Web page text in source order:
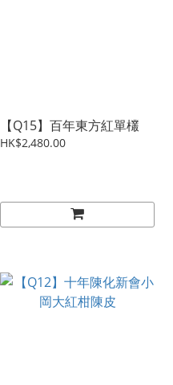
【Q15】百年東方紅單欉
HK$2,480.00